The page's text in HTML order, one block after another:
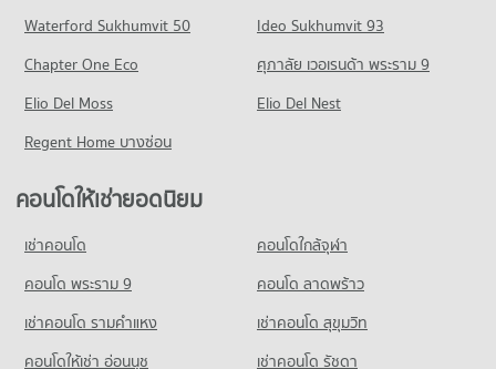
คอนโด สุขุมวิท 35
มีคอนโดให้เช่า 82 ประกาศ
ขายคอนโด สุขุมวิท 35
มีคอนโดขาย 42 ประกาศ
คอนโด สุขุมวิท 24
มีคอนโดให้เช่า 1,701 ประกาศ
ขายคอนโด สุขุมวิท 24
มีคอนโดขาย 618 ประกาศ
Waterford Sukhumvit 50
Ideo Sukhumvit 93
Chapter One Eco
ศุภาลัย เวอเรนด้า พระราม 9
Elio Del Moss
Elio Del Nest
Regent Home บางซ่อน
คอนโดให้เช่ายอดนิยม
เช่าคอนโด
คอนโดใกล้จุฬา
คอนโด พระราม 9
คอนโด ลาดพร้าว
เช่าคอนโด รามคําแหง
เช่าคอนโด สุขุมวิท
คอนโดให้เช่า อ่อนนุช
เช่าคอนโด รัชดา